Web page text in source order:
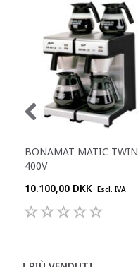
BONAMAT MATIC TWIN
400V
10.100,00 DKK
Escl. IVA